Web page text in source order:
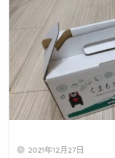
2021年12月27日